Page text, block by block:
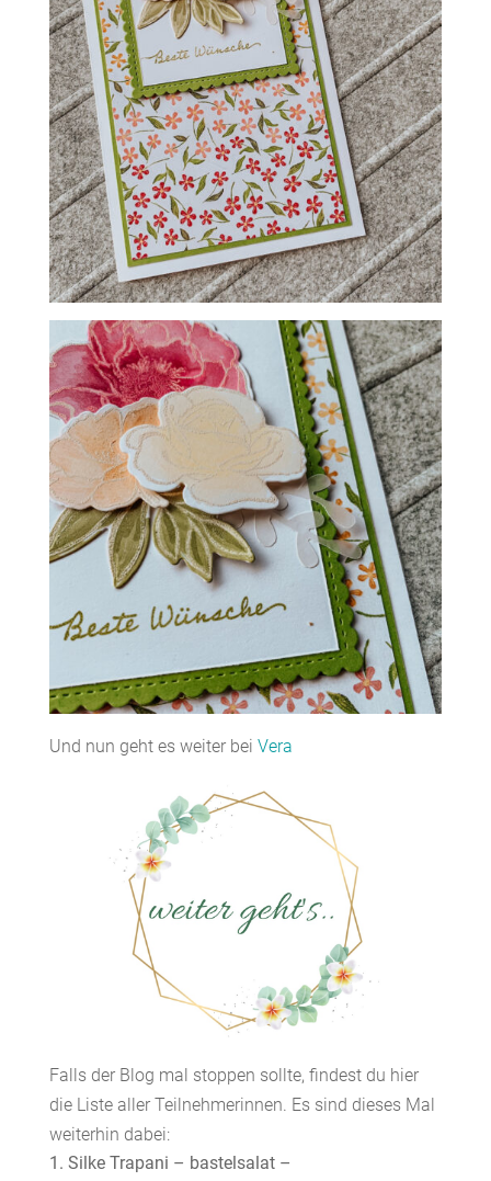
Und nun geht es weiter bei Vera
Falls der Blog mal stoppen sollte, findest du hier
die Liste aller Teilnehmerinnen. Es sind dieses Mal
weiterhin dabei:
Silke Trapani – bastelsalat –